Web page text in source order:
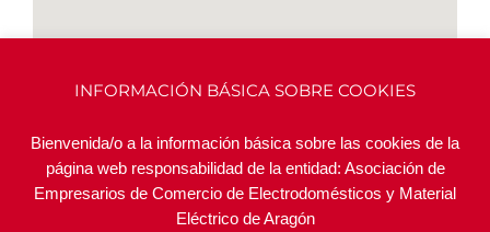
ASOCIADOS RELACIONADOS
INFORMACIÓN BÁSICA SOBRE COOKIES
Bienvenida/o a la información básica sobre las cookies de la
página web responsabilidad de la entidad: Asociación de
Empresarios de Comercio de Electrodomésticos y Material
Eléctrico de Aragón